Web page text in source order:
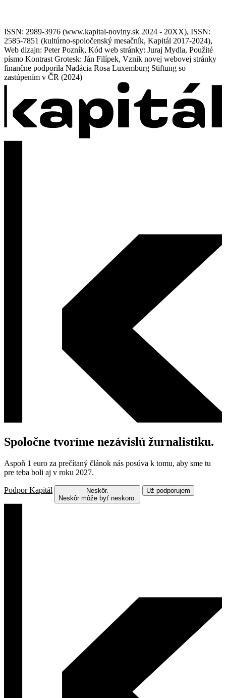
ISSN: 2989-3976 (www.kapital-noviny.sk 2024 - 20XX), ISSN:
2585-7851 (kultúrno-spoločenský mesačník, Kapitál 2017-2024),
Web dizajn: Peter Pozník, Kód web stránky: Juraj Mydla, Použité
písmo Kontrast Grotesk: Ján Filípek, Vznik novej webovej stránky
finančne podporila Nadácia Rosa Luxemburg Stiftung so
zastúpením v ČR (2024)
Spoločne tvoríme nezávislú žurnalistiku.
Aspoň 1 euro za prečítaný článok nás posúva k tomu, aby sme tu
pre teba boli aj v roku 2027.
Podpor Kapitál
Neskôr.
Neskôr môže byť neskoro.
Už podporujem